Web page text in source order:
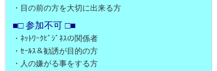
・目の前の方を大切に出来る方
■□ 参加不可 □■
・ﾈｯﾄﾜｰｸﾋﾞｼﾞﾈｽの関係者
・ｾｰﾙｽ＆勧誘が目的の方
・人の嫌がる事をする方